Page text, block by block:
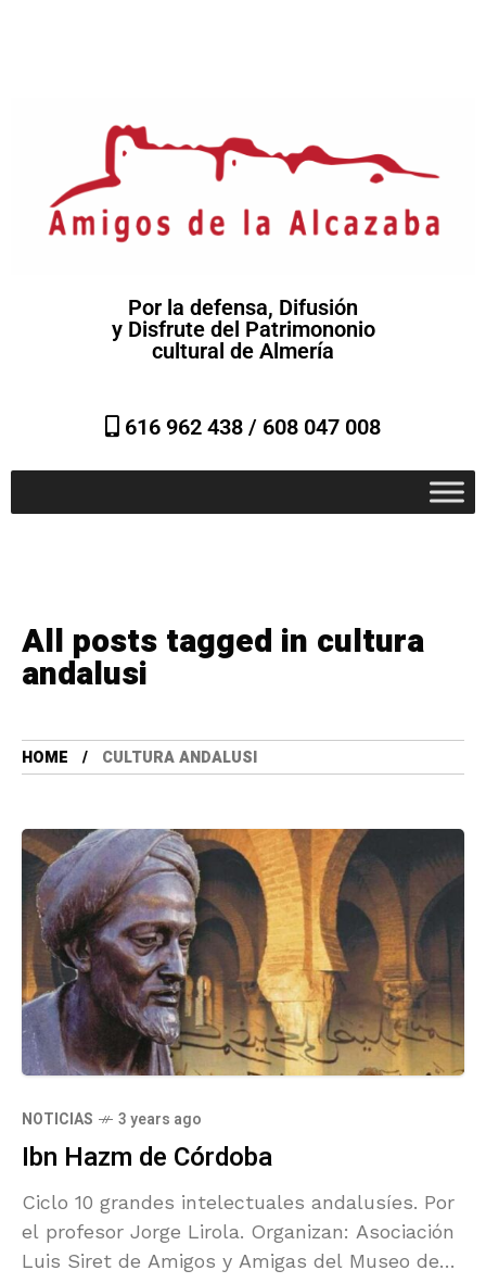
Por la defensa, Difusión
y Disfrute del Patrimononio
cultural de Almería
616 962 438 / 608 047 008
All posts tagged in cultura
andalusi
HOME CULTURA ANDALUSI
NOTICIAS 3 years ago
Ibn Hazm de Córdoba
Ciclo 10 grandes intelectuales andalusíes. Por
el profesor Jorge Lirola. Organizan: Asociación
Luis Siret de Amigos y Amigas del Museo de